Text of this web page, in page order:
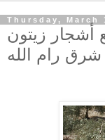
Thursday, March
أشجار زيتون
رام الله